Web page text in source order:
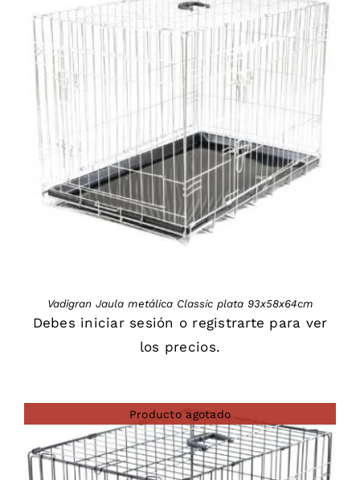
Vadigran Jaula metálica Classic plata 93x58x64cm
Debes iniciar sesión o registrarte para ver
los precios.
Producto agotado